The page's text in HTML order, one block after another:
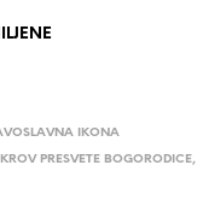
IKONA
PRESVETE BOGORODICE,